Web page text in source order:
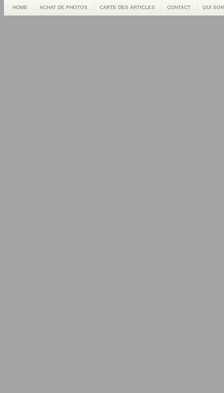
HOME ACHAT DE PHOTOS CARTE DES ARTICLES CONTACT QUI